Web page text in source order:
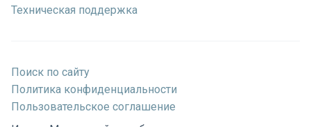
Техническая поддержка
Поиск по сайту
Политика конфиденциальности
Пользовательское соглашение